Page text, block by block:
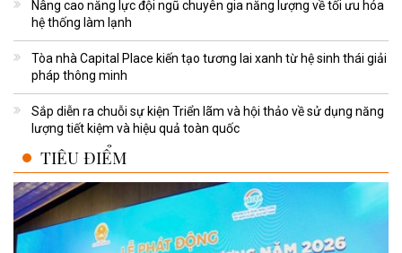
Nâng cao năng lực đội ngũ chuyên gia năng lượng về tối ưu hóa
hệ thống làm lạnh
Tòa nhà Capital Place kiến tạo tương lai xanh từ hệ sinh thái giải
pháp thông minh
Sắp diễn ra chuỗi sự kiện Triển lãm và hội thảo về sử dụng năng
lượng tiết kiệm và hiệu quả toàn quốc
TIÊU ĐIỂM